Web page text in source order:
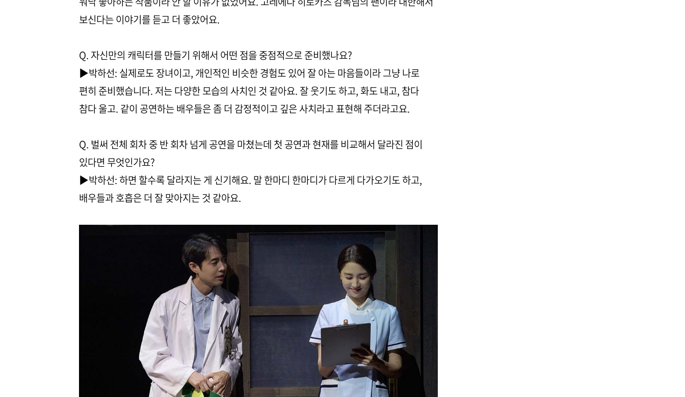
보신다는 이야기를 듣고 더 좋았어요.
Q. 자신만의 캐릭터를 만들기 위해서 어떤 점을 중점적으로 준비했나요?
▶박하선: 실제로도 장녀이고, 개인적인 비슷한 경험도 있어 잘 아는 마음들이라 그냥 나로
편히 준비했습니다. 저는 다양한 모습의 사치인 것 같아요. 잘 웃기도 하고, 화도 내고, 참다
참다 울고. 같이 공연하는 배우들은 좀 더 감정적이고 깊은 사치라고 표현해 주더라고요.
Q. 벌써 전체 회차 중 반 회차 넘게 공연을 마쳤는데 첫 공연과 현재를 비교해서 달라진 점이
있다면 무엇인가요?
▶박하선: 하면 할수록 달라지는 게 신기해요. 말 한마디 한마디가 다르게 다가오기도 하고,
배우들과 호흡은 더 잘 맞아지는 것 같아요.